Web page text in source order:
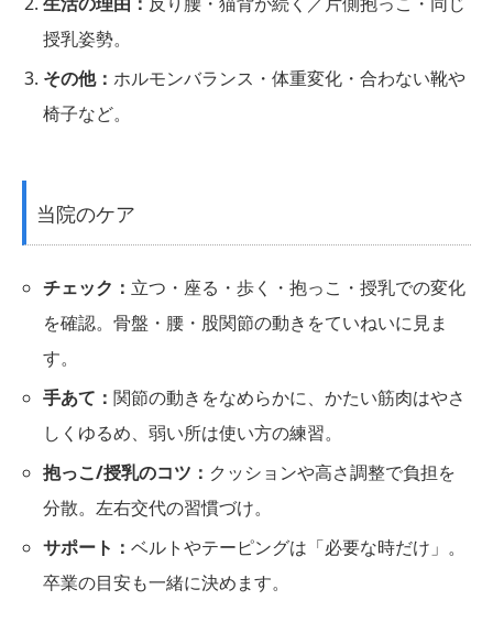
授乳姿勢。
その他：ホルモンバランス・体重変化・合わない靴や
椅子など。
当院のケア
チェック： 立つ・座る・歩く・抱っこ・授乳での変化
を確認。骨盤・腰・股関節の動きをていねいに見ま
す。
手あて：関節の動きをなめらかに、かたい筋肉はやさ
しくゆるめ、弱い所は使い方の練習。
抱っこ/授乳のコツ： クッションや高さ調整で負担を
分散。左右交代の習慣づけ。
サポート：ベルトやテーピングは「必要な時だけ」。
卒業の目安も一緒に決めます。